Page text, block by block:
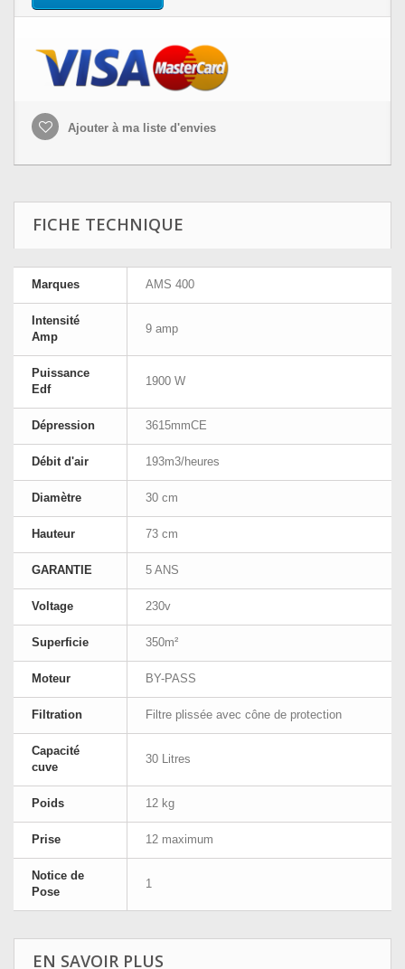
Ajouter à ma liste d'envies
FICHE TECHNIQUE
Marques AMS 400
Intensité
Amp
9 amp
Puissance
Edf
1900 W
Dépression 3615mmCE
Débit d'air 193m3/heures
Diamètre 30 cm
Hauteur 73 cm
GARANTIE 5 ANS
Voltage 230v
Superficie 350m²
Moteur BY-PASS
Filtration Filtre plissée avec cône de protection
Capacité
cuve
30 Litres
Poids 12 kg
Prise 12 maximum
Notice de
Pose
1
EN SAVOIR PLUS